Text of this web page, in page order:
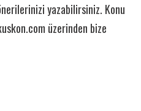
yazabilirsiniz. Konu
üzerinden bize